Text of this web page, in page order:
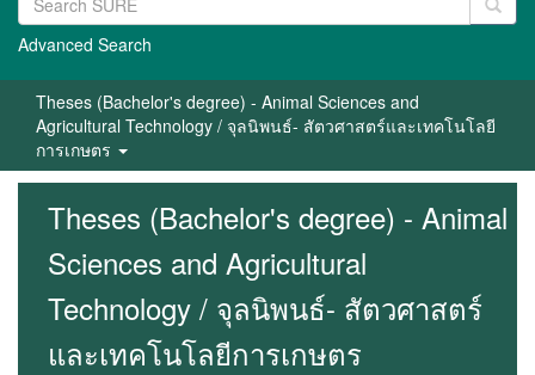
Advanced Search
Theses (Bachelor's degree) - Animal Sciences and
Agricultural Technology / จุลนิพนธ์- สัตวศาสตร์และเทคโนโลยี
การเกษตร
Theses (Bachelor's degree) - Animal
Sciences and Agricultural
Technology / จุลนิพนธ์- สัตวศาสตร์
และเทคโนโลยีการเกษตร